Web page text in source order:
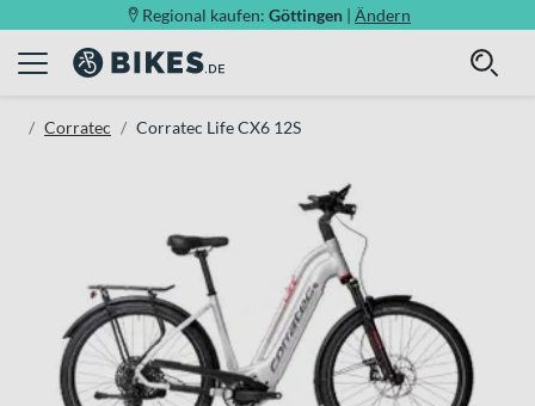
Regional kaufen: Göttingen | Ändern
Corratec Corratec Life CX6 12S